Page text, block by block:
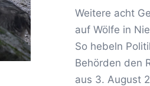
Weitere acht
auf Wölfe in
So hebeln
Behörden den
aus 3. August